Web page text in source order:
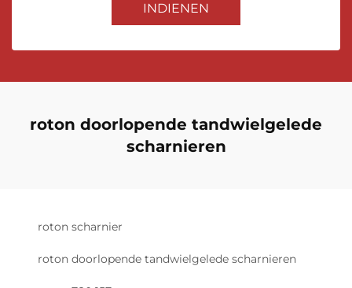
INDIENEN
roton doorlopende tandwielgelede
scharnieren
roton scharnier
roton doorlopende tandwielgelede scharnieren